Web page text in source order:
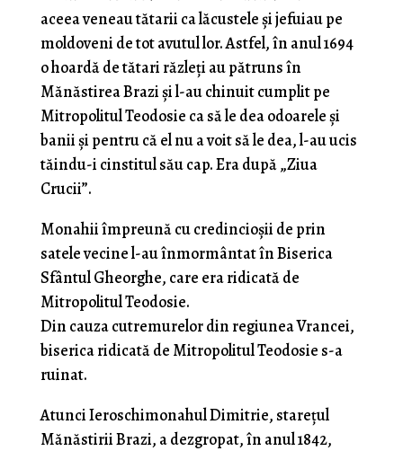
aceea veneau tătarii ca lăcustele şi jefuiau pe
moldoveni de tot avutul lor. Astfel, în anul 1694
o hoardă de tătari răzleţi au pătruns în
Mănăstirea Brazi şi l-au chinuit cumplit pe
Mitropolitul Teodosie ca să le dea odoarele şi
banii şi pentru că el nu a voit să le dea, l-au ucis
tăindu-i cinstitul său cap. Era după „Ziua
Crucii”.
Monahii împreună cu credincioşii de prin
satele vecine l-au înmormântat în Biserica
Sfântul Gheorghe, care era ridicată de
Mitropolitul Teodosie.
Din cauza cutremurelor din regiunea Vrancei,
biserica ridicată de Mitropolitul Teodosie s-a
ruinat.
Atunci Ieroschimonahul Dimitrie, stareţul
Mănăstirii Brazi, a dezgropat, în anul 1842,